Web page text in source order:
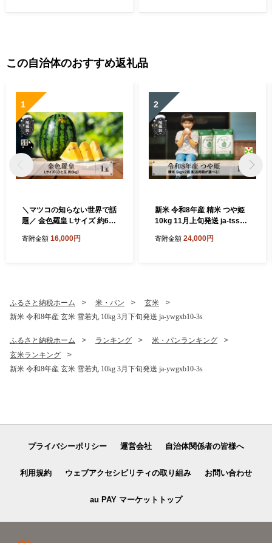
この自治体のおすすめ返礼品
1
＼マツコの知らない世界で話
題／ 金色羅皇 Lサイズ 約6kg
送 令和8年産 2026年産 こん
寄附金額 16,000円
2
新米 令和8年産 精米 つや姫
10kg 11月上旬発送 ja-tssxb
寄附金額 24,000円
ふるさと納税ホーム 米・パン
玄米
新米 令和8年産 玄米 雪若丸 10kg 3月下旬発送 ja-ywgxb10-3s
ふるさと納税ホーム ランキング
米・パンランキング
玄米ランキング
新米 令和8年産 玄米 雪若丸 10kg 3月下旬発送 ja-ywgxb10-3s
プライバシーポリシー 運営会社 自治体関係者の皆様へ
利用規約 ウェブアクセシビリティの取り組み お問い合わせ
au PAY マーケットトップ